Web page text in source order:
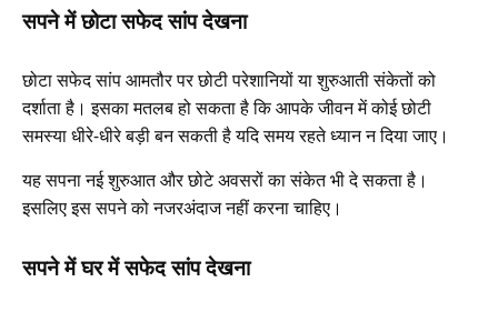
सपने में छोटा सफेद सांप देखना
छोटा सफेद सांप आमतौर पर छोटी परेशानियों या शुरुआती संकेतों को
दर्शाता है। इसका मतलब हो सकता है कि आपके जीवन में कोई छोटी
समस्या धीरे-धीरे बड़ी बन सकती है यदि समय रहते ध्यान न दिया जाए।
यह सपना नई शुरुआत और छोटे अवसरों का संकेत भी दे सकता है।
इसलिए इस सपने को नजरअंदाज नहीं करना चाहिए।
सपने में घर में सफेद सांप देखना